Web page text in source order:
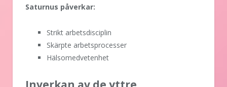
Saturnus påverkar:
Strikt arbetsdisciplin
Skärpte arbetsprocesser
Hälsomedvetenhet